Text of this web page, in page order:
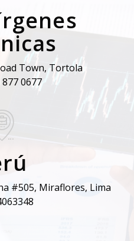
Town, Tortola
0677
#505, Miraflores, Lima